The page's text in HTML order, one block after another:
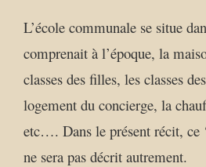
L’école communale se situe
comprenait à l’époque, la
classes des filles, les classes
logement du concierge, la
etc…. Dans le présent récit, ce
ne sera pas décrit autrement.